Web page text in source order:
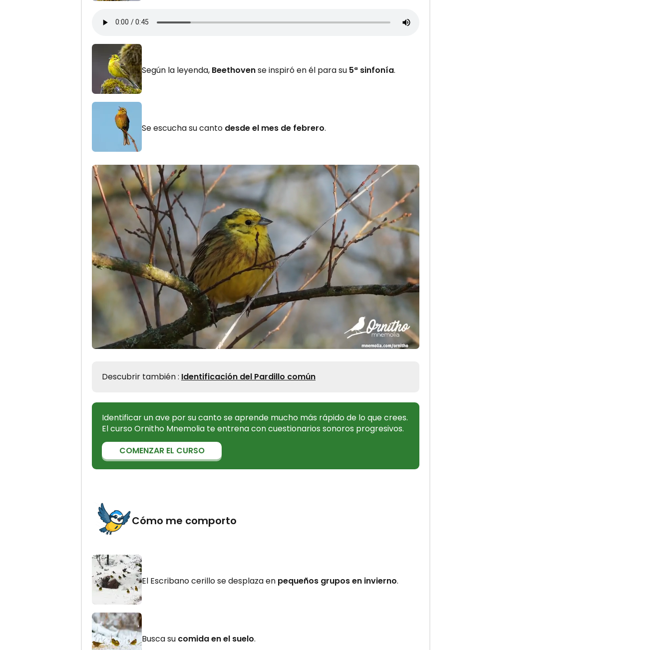
Según la leyenda, Beethovense inspiró en él para su 5ª sinfonía.
Se escucha su canto desde el mes de febrero.
Descubrir también : Identificación del Pardillo común
Identificar un ave por su canto se aprende mucho más rápido de lo que crees.
El curso Ornitho Mnemolia te entrena con cuestionarios sonoros progresivos.
COMENZAR EL CURSO
Cómo me comporto
El Escribano cerillo se desplaza en pequeños grupos en invierno.
Busca su comida en el suelo.